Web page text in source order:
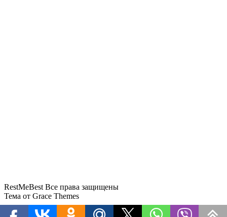
RestMeBest Все права защищены
Тема от Grace Themes